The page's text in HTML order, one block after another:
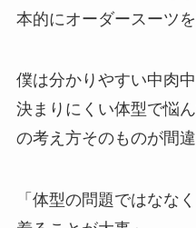
本的にオーダースーツを
僕は分かりやすい中肉
決まりにくい体型で悩
の考え方そのものが間違
「体型の問題ではなな